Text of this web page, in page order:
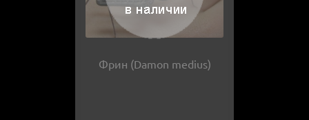
Фрин (Damon medius)